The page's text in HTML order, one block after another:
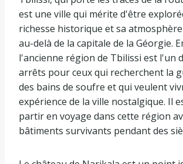
est une ville qui mérite d'être
richesse historique et sa
au-delà de la capitale de la Géorgie.
l'ancienne région de Tbilissi est l'un
arrêts pour ceux qui recherchent la
des bains de soufre et qui veulent
expérience de la ville nostalgique. Il
partir en voyage dans cette région
bâtiments survivants pendant des